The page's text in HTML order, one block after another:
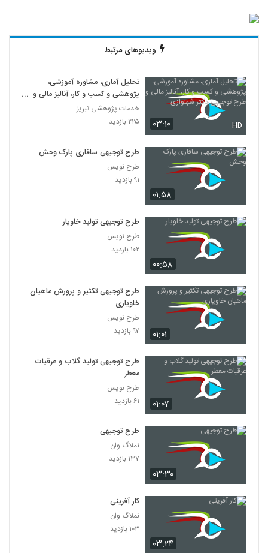
ویدیوهای مرتبط
۰۳:۱۰ HD
تحلیل آماری، مشاوره آموزشی،
پژوهشی و کسب و کار، آنالیز مالی و
طرح توجیهی دکتر شهنوازی
خدمات پژوهشی تبریز
۲۲۵ بازدید
۰۱:۵۸
طرح توجیهی سافاری پارک وحش
طرح نویس
۹۱ بازدید
۰۰:۵۸
طرح توجیهی تولید خاویار
طرح نویس
۱۰۲ بازدید
۰۱:۰۱
طرح توجیهی تکثیر و پرورش ماهیان
خاویاری
طرح نویس
۹۷ بازدید
۰۱:۰۷
طرح توجیهی تولید گلاب و عرقیات
معطر
طرح نویس
۶۱ بازدید
۰۳:۳۰
طرح توجیهی
نملاگ وان
۱۳۷ بازدید
۰۳:۲۴
کار آفرینی
نملاگ وان
۱۰۳ بازدید